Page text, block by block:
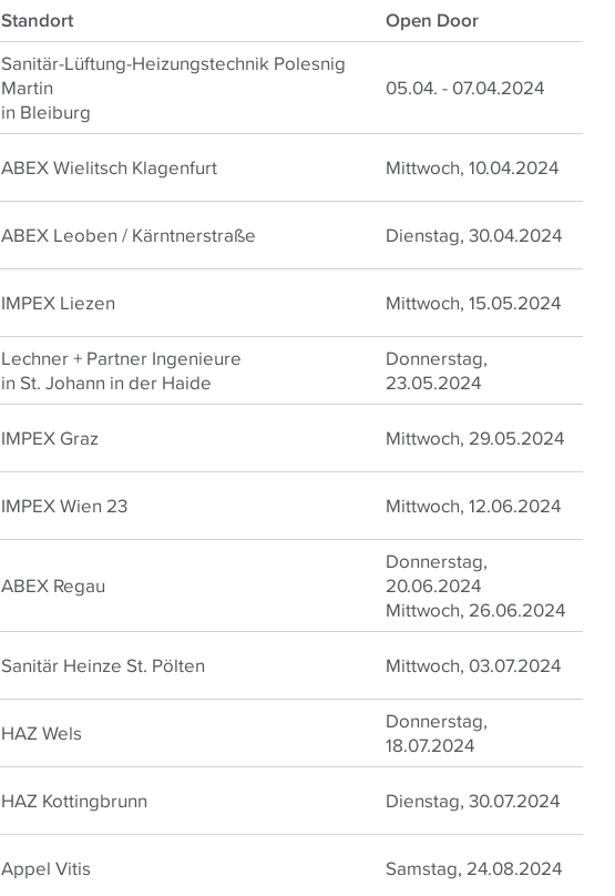
Standort Open Door
Sanitär-Lüftung-Heizungstechnik Polesnig
Martin
in Bleiburg
05.04. - 07.04.2024
ABEX Wielitsch Klagenfurt Mittwoch, 10.04.2024
ABEX Leoben / Kärntnerstraße Dienstag, 30.04.2024
IMPEX Liezen Mittwoch, 15.05.2024
Lechner + Partner Ingenieure
in St. Johann in der Haide
Donnerstag,
23.05.2024
IMPEX Graz Mittwoch, 29.05.2024
IMPEX Wien 23 Mittwoch, 12.06.2024
ABEX Regau
Donnerstag,
20.06.2024
Mittwoch, 26.06.2024
Sanitär Heinze St. Pölten Mittwoch, 03.07.2024
HAZ Wels
Donnerstag,
18.07.2024
HAZ Kottingbrunn Dienstag, 30.07.2024
Appel Vitis Samstag, 24.08.2024